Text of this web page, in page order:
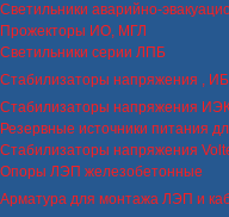
Светильники аварийно-
Прожекторы ИО, МГЛ
Светильники серии ЛПБ
Стабилизаторы напряжения ,
Стабилизаторы напряжения
Резервные источники питания
Стабилизаторы напряжения
Опоры ЛЭП железобетонные
Арматура для монтажа ЛЭП и